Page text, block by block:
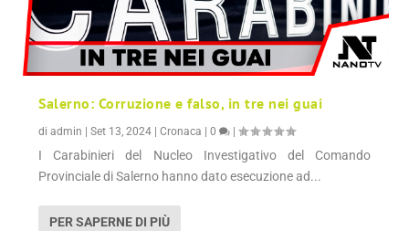
Salerno: Corruzione e falso, in tre nei guai
diadmin |Set 13, 2024 |Cronaca |0 |
I Carabinieri del Nucleo Investigativo del Comando
Provinciale di Salerno hanno dato esecuzione ad...
PER SAPERNE DI PIÙ